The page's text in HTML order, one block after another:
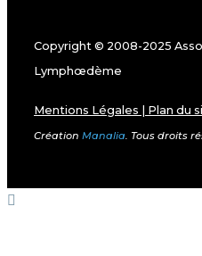
Copyright © 2008-2025
Lymphœdème
Mentions Légales Plan du
Création Manalia. Tous droits